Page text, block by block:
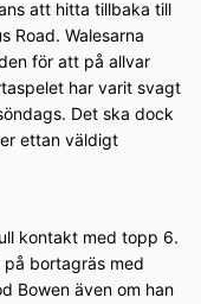
att hitta tillbaka till
Road. Walesarna
för att på allvar
har varit svagt
Det ska dock
ettan väldigt
kontakt med topp 6.
bortagräs med
Bowen även om han